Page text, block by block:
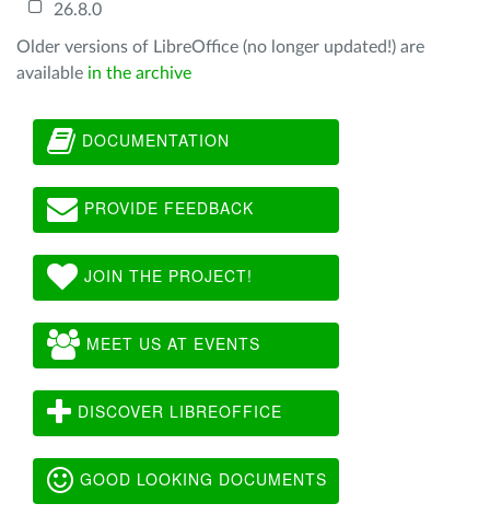
26.8.0
Older versions of LibreOffice (no longer updated!) are
available in the archive
DOCUMENTATION
PROVIDE FEEDBACK
JOIN THE PROJECT!
MEET US AT EVENTS
DISCOVER LIBREOFFICE
GOOD LOOKING DOCUMENTS